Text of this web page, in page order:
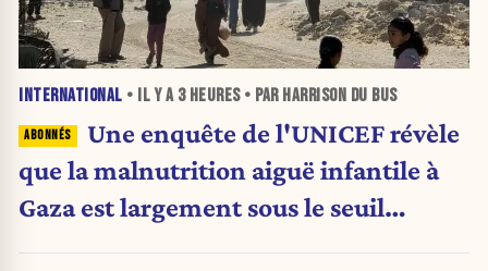
INTERNATIONAL • IL Y A 3 HEURES• PAR HARRISON DU BUS
Une enquête de l'UNICEF révèle
que la malnutrition aiguë infantile à
Gaza est largement sous le seuil